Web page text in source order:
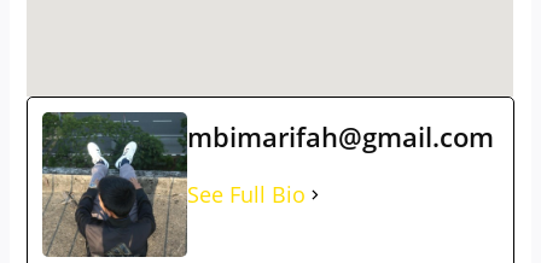
mbimarifah@gmail.com
See Full Bio